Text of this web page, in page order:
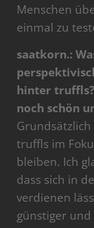
Menschen
einmal zu
saatkorn.:
hinter
noch schön
truffls im
bleiben. Ich
dass sich in
verdienen
günstiger